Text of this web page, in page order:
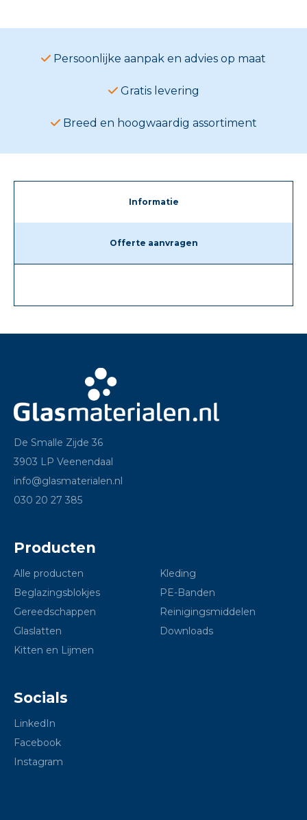
Persoonlijke aanpak en advies op maat
Gratis levering
Breed en hoogwaardig assortiment
Informatie
Offerte aanvragen
De Smalle Zijde 36
3903 LP Veenendaal
info@glasmaterialen.nl
030 20 27 385
Producten
Alle producten
Beglazingsblokjes
Gereedschappen
Glaslatten
Kitten en Lijmen
Kleding
PE-Banden
Reinigingsmiddelen
Downloads
Socials
LinkedIn
Facebook
Instagram